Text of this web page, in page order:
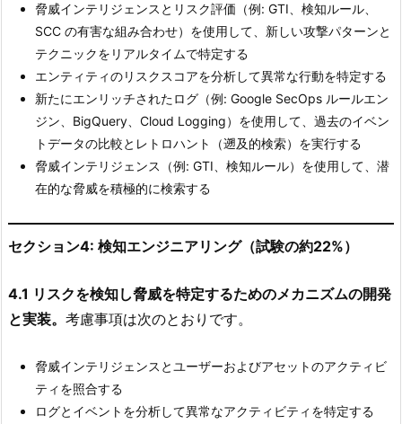
脅威インテリジェンスとリスク評価（例: GTI、検知ルール、
SCC の有害な組み合わせ）を使用して、新しい攻撃パターンと
テクニックをリアルタイムで特定する
エンティティのリスクスコアを分析して異常な行動を特定する
新たにエンリッチされたログ（例: Google SecOps ルールエン
ジン、BigQuery、Cloud Logging）を使用して、過去のイベン
トデータの比較とレトロハント（遡及的検索）を実行する
脅威インテリジェンス（例: GTI、検知ルール）を使用して、潜
在的な脅威を積極的に検索する
セクション4: 検知エンジニアリング（試験の約22%）
4.1 リスクを検知し脅威を特定するためのメカニズムの開発
と実装。 考慮事項は次のとおりです。
脅威インテリジェンスとユーザーおよびアセットのアクティビ
ティを照合する
ログとイベントを分析して異常なアクティビティを特定する